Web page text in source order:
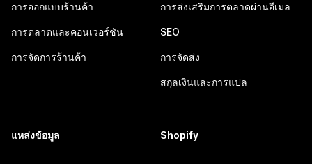
การออกแบบร้านค้า
การตลาดและคอนเวอร์ชัน
การจัดการร้านค้า
การส่งเสริมการตลาดผ่านอีเมล
SEO
การจัดส่ง
สกุลเงินและการแปล
แหล่งข้อมูล Shopify